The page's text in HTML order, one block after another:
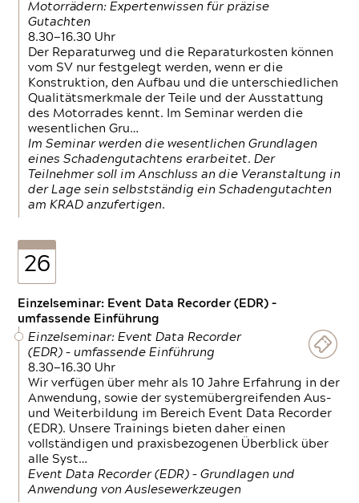
Motorrädern: Expertenwissen für präzise
Gutachten
8.30—16.30 Uhr
Der Reparaturweg und die Reparaturkosten können
vom SV nur festgelegt werden, wenn er die
Konstruktion, den Aufbau und die unterschiedlichen
Qualitätsmerkmale der Teile und der Ausstattung
des Motorrades kennt. Im Seminar werden die
wesentlichen Gru…
Im Seminar werden die wesentlichen Grundlagen
eines Schadengutachtens erarbeitet. Der
Teilnehmer soll im Anschluss an die Veranstaltung in
der Lage sein selbstständig ein Schadengutachten
am KRAD anzufertigen.
26
Einzelseminar: Event Data Recorder (EDR) –
umfassende Einführung
Einzelseminar: Event Data Recorder
(EDR) – umfassende Einführung
8.30—16.30 Uhr
Wir verfügen über mehr als 10 Jahre Erfahrung in der
Anwendung, sowie der systemübergreifenden Aus-
und Weiterbildung im Bereich Event Data Recorder
(EDR). Unsere Trainings bieten daher einen
vollständigen und praxisbezogenen Überblick über
alle Syst…
Event Data Recorder (EDR) – Grundlagen und
Anwendung von Auslesewerkzeugen